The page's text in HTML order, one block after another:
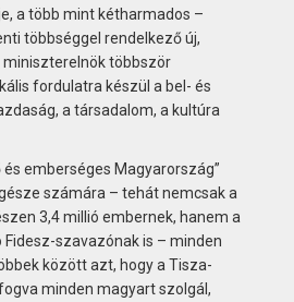
a több mint kétharmados –
többséggel rendelkező új,
többször
fordulatra készül a bel- és
a társadalom, a kultúra
emberséges Magyarország”
számára – tehát nemcsak a
3,4 millió embernek, hanem a
szavazónak is – minden
között azt, hogy a Tisza-
minden magyart szolgál,